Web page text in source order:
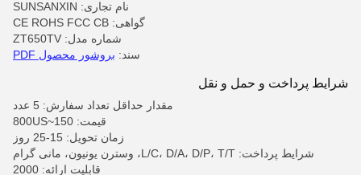
نام تجاری: SUNSANXIN
گواهی: CE ROHS FCC CB
شماره مدل: ZT650TV
سند: بروشور محصول PDF
شرایط پرداخت و حمل و نقل
مقدار حداقل تعداد سفارش: 5 عدد
قیمت: 150~800US
زمان تحویل: 15-25 روز
شرایط پرداخت: L/C، D/A، D/P، T/T، وسترن یونیون، مانی گرام
قابلیت ارائه: 2000